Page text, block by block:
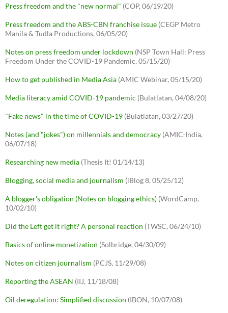
Press freedom and the "new normal" (COP, 06/19/20)
Press freedom and the ABS-CBN franchise issue (CEGP Metro
Manila & Tudla Productions, 06/05/20)
Notes on press freedom under lockdown (NSP Town Hall: Press
Freedom Under the COVID-19 Pandemic, 05/15/20)
How to get published in Media Asia (AMIC Webinar, 05/15/20)
Media literacy amid COVID-19 pandemic (Bulatlatan, 04/08/20)
"Fake news" in the time of COVID-19 (Bulatlatan, 03/27/20)
Notes (and "jokes") on millennials and democracy (AMIC-India,
06/07/18)
Researching new media (Thesis It! 01/14/13)
Blogging, social media and journalism (iBlog 8, 05/25/12)
A blogger's obligation (Notes on blogging ethics) (WordCamp,
10/02/10)
Did the Left get it right? A personal reaction (TWSC, 06/24/10)
Basics of online monetization (Solbridge, 04/30/09)
Notes on citizen journalism (PCJS, 11/29/08)
Reporting the ASEAN (IIJ, 11/18/08)
Oil deregulation: Simplified discussion (IBON, 10/07/08)